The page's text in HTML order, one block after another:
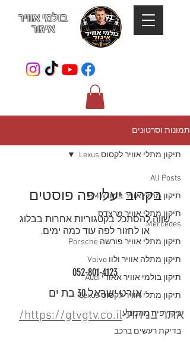
בולמי אוויר
איגור
תמונות וסרטונים
All Posts
תיקון מתלי אוויר במוו BMW
תיקון מתלי אוויר מרצדס
Mercedes
תיקון מתלי אוויר פורשה Porsche
תיקון מתלה אוויר ולוו Volvo
תיקון בולמי אוויר אאודי Audi
תיקון מתלי אוויר לקסוס Lexus
ניקוי פיח מהמנוע
בדיקת רעשים ברכב
תיקון מתלי אוויר לקסוס Lexus
בקרוב יעלו פה פוסטים
שווה להסתכל בקטגוריות אחרות בבלוג
או לחזור לפה עוד כמה ימים.
052-801-4123
אורט ישראל 30 בת ים
אתר בניהולhttps://gtvgtv.co.il/